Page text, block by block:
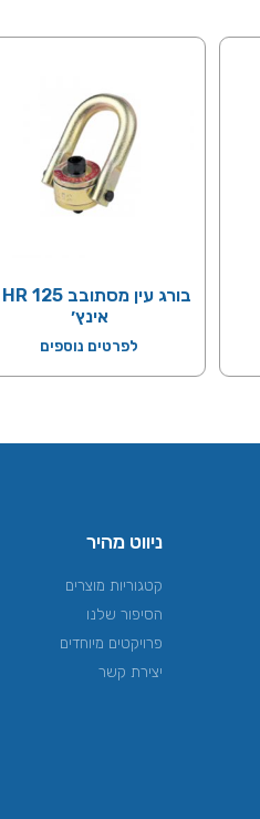
אינץ׳
לפרטים נוספים
ניווט מהיר
קטגוריות מוצרים
הסיפור שלנו
פרויקטים מיוחדים
יצירת קשר